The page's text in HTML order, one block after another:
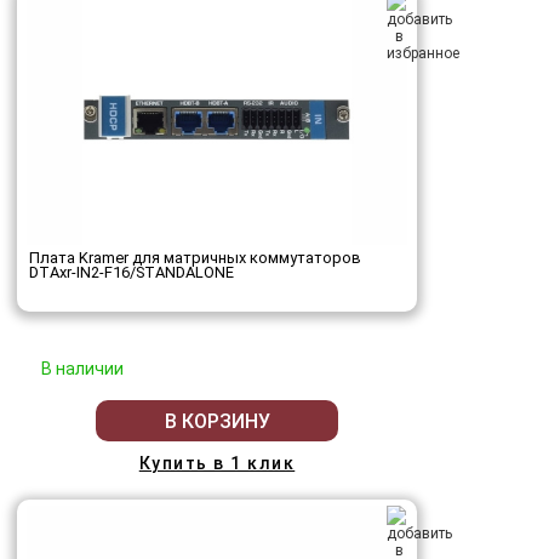
Плата Kramer для матричных коммутаторов
DTAxr-IN2-F16/STANDALONE
В наличии
В КОРЗИНУ
Купить в 1 клик